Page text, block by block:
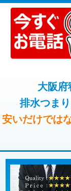
マス交換（深さ
コンクリート斫
コンクリート斫
モルタル補修
モルタル補修（
追加人工
トーラー機使用/
追加トーラー機
カメラ調査
止水・漏水調
理・調整・分解
止水・漏水調査
理・調整・分解
止水・漏水調査
理・調整・分解
その他部品の脱
大阪府
排水つま
安いだけでは